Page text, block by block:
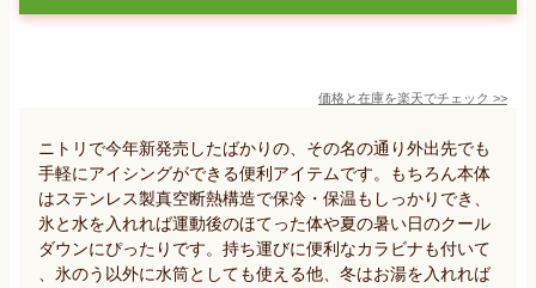
価格と在庫を楽天でチェック >>
ニトリで今年新発売したばかりの、その名の通り外出先でも
手軽にアイシングができる便利アイテムです。もちろん本体
はステンレス製真空断熱構造で保冷・保温もしっかりでき、
氷と水を入れれば運動後のほてった体や夏の暑い日のクール
ダウンにぴったりです。持ち運びに便利なカラビナも付いて
、氷のう以外に水筒としても使える他、冬はお湯を入れれば